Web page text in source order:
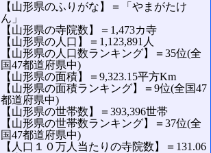
【山形県のふりがな】＝「やまがたけ
ん」
【山形県の寺院数】＝1,473カ寺
【山形県の人口】＝1,123,891人
【山形県の人口数ランキング】＝35位(全
国47都道府県中)
【山形県の面積】＝9,323.15平方Km
【山形県の面積ランキング】＝9位(全国47
都道府県中)
【山形県の世帯数】＝393,396世帯
【山形県の世帯数ランキング】＝37位(全
国47都道府県中)
【人口１０万人当たりの寺院数】＝131.06